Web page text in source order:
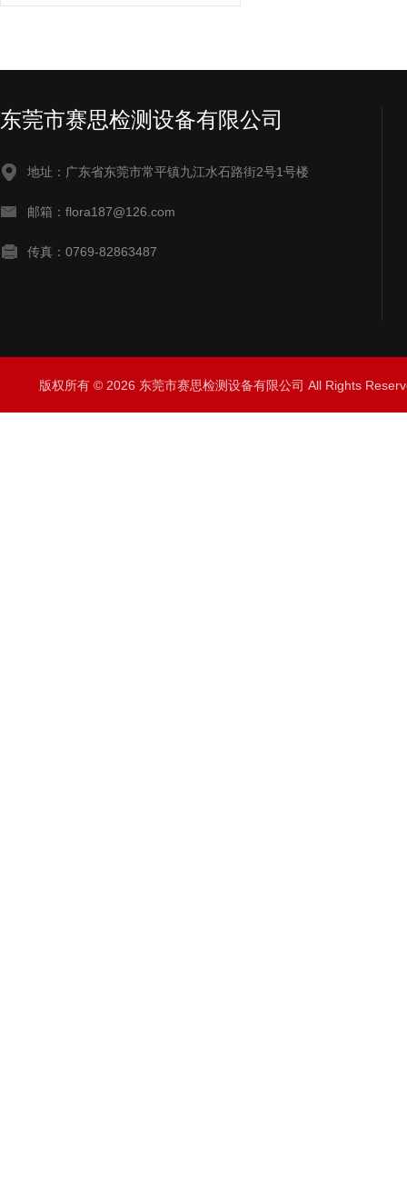
东莞市赛思检测设备有限公司
地址：广东省东莞市常平镇九江水石路街2号1号楼
邮箱：flora187@126.com
传真：0769-82863487
版权所有 © 2026 东莞市赛思检测设备有限公司 All Rights